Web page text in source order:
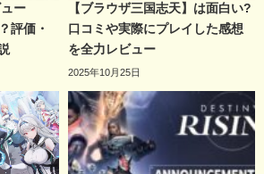
ー
評価・
【ブラウザ三国志天】は面白い?
口コミや実際にプレイした感想
を全力レビュー
2025年10月25日